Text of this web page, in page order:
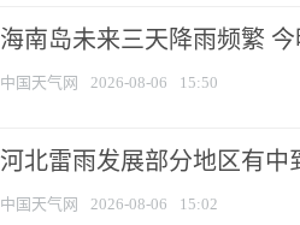
海南岛未来三天降雨频繁
中国天气网 2026-08-06 15:50
河北雷雨发展部分地区有中
中国天气网 2026-08-06 15:02